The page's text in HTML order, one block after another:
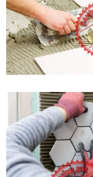
Sayfaya Git
sanat eseri gibi
bölgesine özel
Sayfaya Git